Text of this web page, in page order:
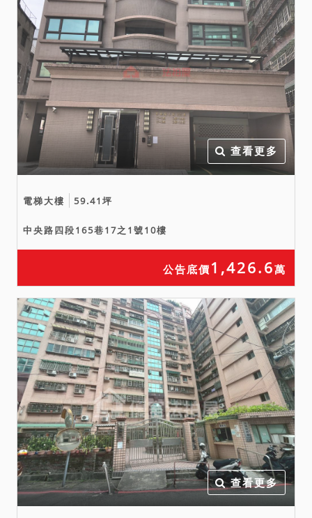
明，並決定是否參與投標應
買，且不得於拍定後再執前
揭事由聲明異議或聲請撤
拍。
五、投標人應自行查明債務
人有無積欠工程受益費、水
電瓦斯費、管理費、公共基
金等。本件標的原所有權人
或使用人如有積欠工程受益
費、水電、瓦斯、管理費等
決。又如依不動產登記謄本
所示，本件標的如須繳納登
記費等費用始得核發書狀等
情事，請投標人應自行注意
該項記載。
六、本件如有停止、撤回、
撤銷、延緩執行等事由，且
該事由確實發生於本案拍定
前，縱已宣布拍定，本院亦
得停止拍定，無息返還已繳
交之款項，當事人均不得異
議，不同意者，請勿參與投
標應買。
備註
查看更多
電梯大樓 59.41坪
中央路四段165巷17之1號10樓
公告底價 1,426.6萬
查看更多